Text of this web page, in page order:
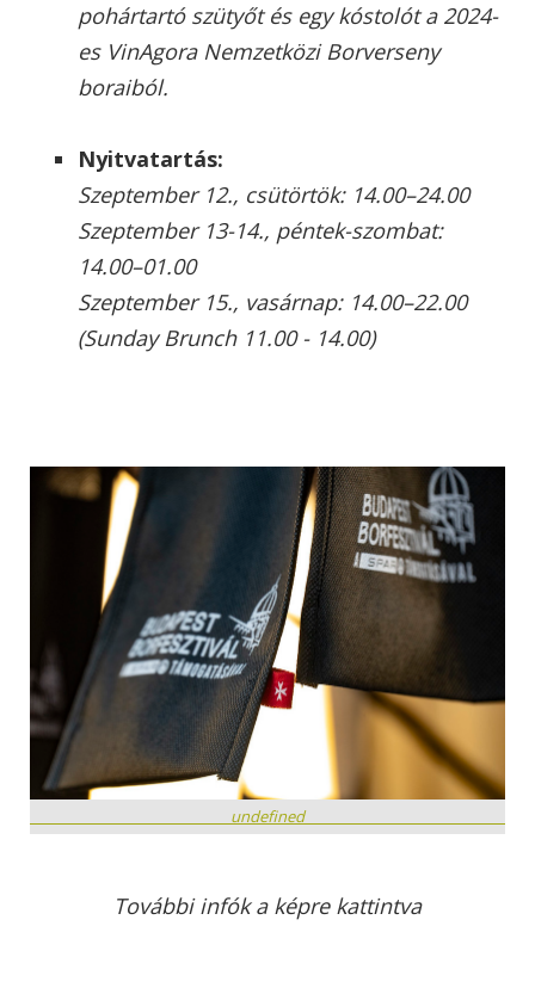
pohártartó szütyőt és egy kóstolót a 2024-
es VinAgora Nemzetközi Borverseny
boraiból.
Nyitvatartás:
Szeptember 12., csütörtök: 14.00–24.00
Szeptember 13-14., péntek-szombat:
14.00–01.00
Szeptember 15., vasárnap: 14.00–22.00
(Sunday Brunch 11.00 - 14.00)
undefined
További infók a képre kattintva